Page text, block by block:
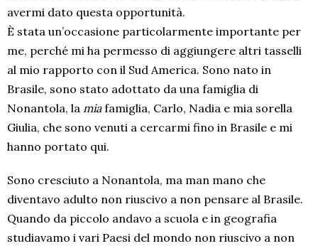
avermi dato questa opportunità.
È stata un’occasione particolarmente importante per
me, perché mi ha permesso di aggiungere altri tasselli
al mio rapporto con il Sud America. Sono nato in
Brasile, sono stato adottato da una famiglia di
Nonantola, la miafamiglia, Carlo, Nadia e mia sorella
Giulia, che sono venuti a cercarmi fino in Brasile e mi
hanno portato qui.
Sono cresciuto a Nonantola, ma man mano che
diventavo adulto non riuscivo a non pensare al Brasile.
Quando da piccolo andavo a scuola e in geografia
studiavamo i vari Paesi del mondo non riuscivo a non